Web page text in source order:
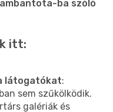
ba szóló
itt:
látogatókat:
sem szűkölködik.
galériák és